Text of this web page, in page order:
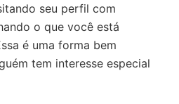
seu perfil com
o que você está
é uma forma bem
tem interesse especial